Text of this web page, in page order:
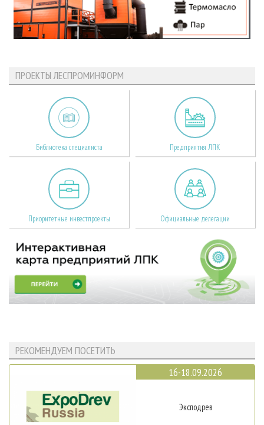
ПРОЕКТЫ ЛЕСПРОМИНФОРМ
Библиотека специалиста Предприятия ЛПК
Приоритетные инвестпроекты Официальные делегации
РЕКОМЕНДУЕМ ПОСЕТИТЬ
16-18.09.2026
Эксподрев